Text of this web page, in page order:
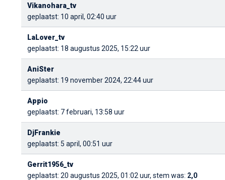
Vikanohara_tv
geplaatst: 10 april, 02:40 uur
LaLover_tv
geplaatst: 18 augustus 2025, 15:22 uur
AniSter
geplaatst: 19 november 2024, 22:44 uur
Appio
geplaatst: 7 februari, 13:58 uur
DjFrankie
geplaatst: 5 april, 00:51 uur
Gerrit1956_tv
geplaatst: 20 augustus 2025, 01:02 uur, stem was: 2,0